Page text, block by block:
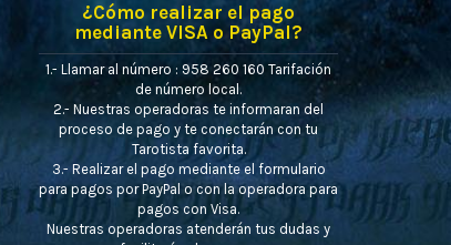
¿Cómo realizar el pago
mediante VISA o PayPal?
1.- Llamar al número : 958 260 160 Tarifación
de número local.
2.- Nuestras operadoras te informaran del
proceso de pago y te conectarán con tu
Tarotista favorita.
3.- Realizar el pago mediante el formulario
para pagos por PayPal o con la operadora para
pagos con Visa.
Nuestras operadoras atenderán tus dudas y